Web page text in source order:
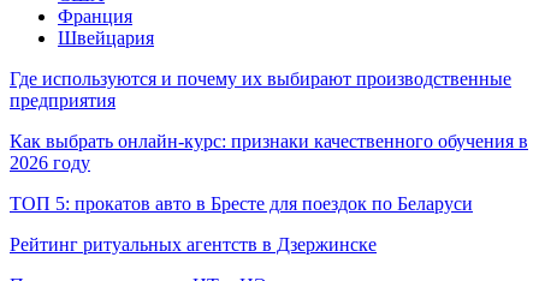
Франция
Швейцария
Где используются и почему их выбирают производственные
предприятия
Как выбрать онлайн-курс: признаки качественного обучения в
2026 году
ТОП 5: прокатов авто в Бресте для поездок по Беларуси
Рейтинг ритуальных агентств в Дзержинске